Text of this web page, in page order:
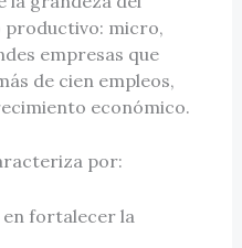
productivo: micro,
empresas que
de cien empleos,
económico.
por:
en fortalecer la